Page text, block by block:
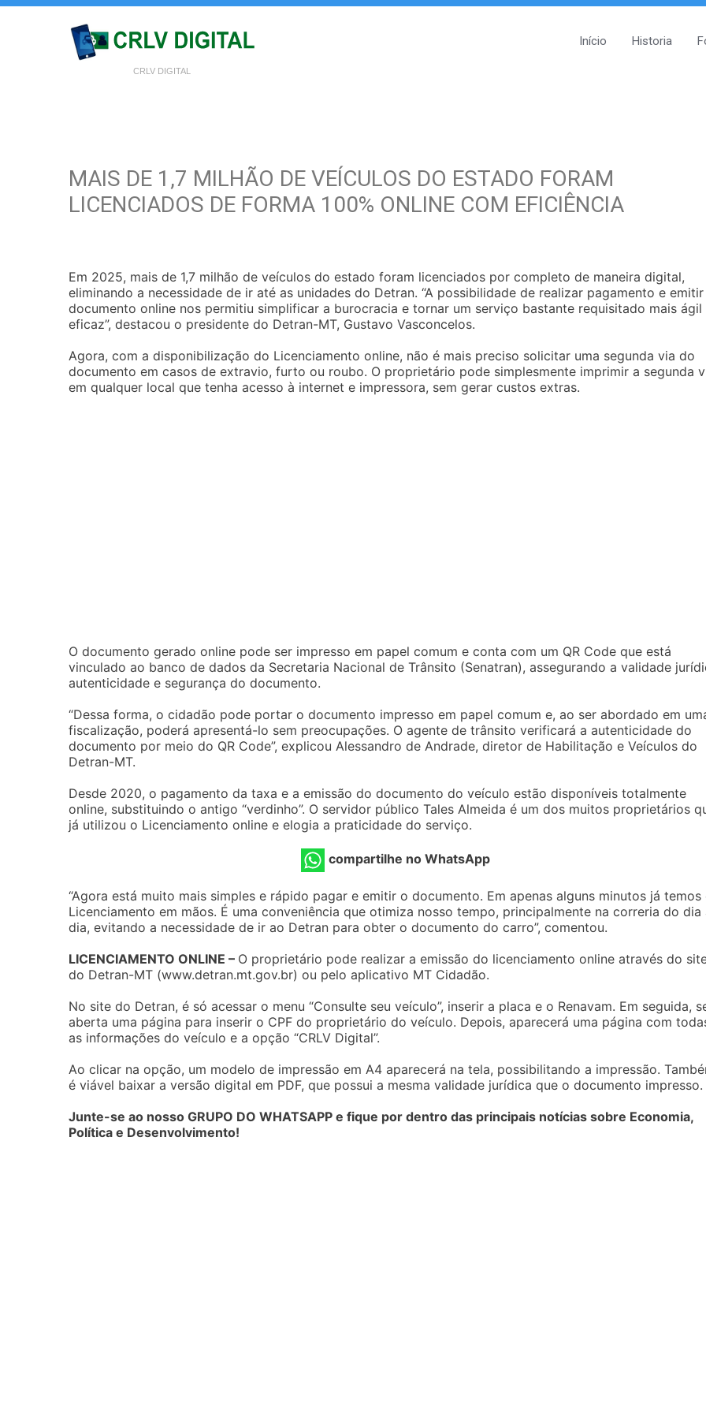
CRLV DIGITAL
Início Historia
MAIS DE 1,7 MILHÃO DE VEÍCULOS DO ESTADO FORAM
LICENCIADOS DE FORMA 100% ONLINE COM EFICIÊNCIA
Em 2025, mais de 1,7 milhão de veículos do estado foram licenciados por completo de maneira digital,
eliminando a necessidade de ir até as unidades do Detran. “A possibilidade de realizar pagamento e
documento online nos permitiu simplificar a burocracia e tornar um serviço bastante requisitado mais ágil
eficaz”, destacou o presidente do Detran-MT, Gustavo Vasconcelos.
Agora, com a disponibilização do Licenciamento online, não é mais preciso solicitar uma segunda via do
documento em casos de extravio, furto ou roubo. O proprietário pode simplesmente imprimir a segunda
em qualquer local que tenha acesso à internet e impressora, sem gerar custos extras.
O documento gerado online pode ser impresso em papel comum e conta com um QR Code que está
vinculado ao banco de dados da Secretaria Nacional de Trânsito (Senatran), assegurando a validade
autenticidade e segurança do documento.
“Dessa forma, o cidadão pode portar o documento impresso em papel comum e, ao ser abordado em
fiscalização, poderá apresentá-lo sem preocupações. O agente de trânsito verificará a autenticidade do
documento por meio do QR Code”, explicou Alessandro de Andrade, diretor de Habilitação e Veículos do
Detran-MT.
Desde 2020, o pagamento da taxa e a emissão do documento do veículo estão disponíveis totalmente
online, substituindo o antigo “verdinho”. O servidor público Tales Almeida é um dos muitos proprietários
já utilizou o Licenciamento online e elogia a praticidade do serviço.
compartilhe no WhatsApp
“Agora está muito mais simples e rápido pagar e emitir o documento. Em apenas alguns minutos já temos
Licenciamento em mãos. É uma conveniência que otimiza nosso tempo, principalmente na correria do dia
dia, evitando a necessidade de ir ao Detran para obter o documento do carro”, comentou.
LICENCIAMENTO ONLINE – O proprietário pode realizar a emissão do licenciamento online através do
do Detran-MT (www.detran.mt.gov.br) ou pelo aplicativo MT Cidadão.
No site do Detran, é só acessar o menu “Consulte seu veículo”, inserir a placa e o Renavam. Em seguida,
aberta uma página para inserir o CPF do proprietário do veículo. Depois, aparecerá uma página com
as informações do veículo e a opção “CRLV Digital”.
Ao clicar na opção, um modelo de impressão em A4 aparecerá na tela, possibilitando a impressão.
é viável baixar a versão digital em PDF, que possui a mesma validade jurídica que o documento impresso.
Junte-se ao nosso GRUPO DO WHATSAPP e fique por dentro das principais notícias sobre Economia,
Política e Desenvolvimento!